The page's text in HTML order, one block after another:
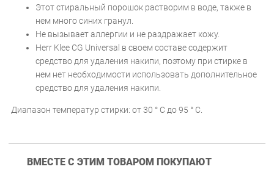
Этот стиральный порошок растворим в воде, также в
нем много синих гранул.
Не вызывает аллергии и не раздражает кожу.
Herr Klee CG Universal в своем составе содержит
средство для удаления накипи, поэтому при стирке в
нем нет необходимости использовать дополнительное
средство для удаления накипи.
Диапазон температур стирки: от 30 ° C до 95 ° C.
ВМЕСТЕ С ЭТИМ ТОВАРОМ ПОКУПАЮТ